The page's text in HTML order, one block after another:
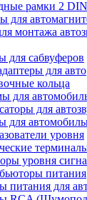
рамки 2
для
монтажа
для сабвуферов
для авто
кольца
для
для
для
уровня
уровня
питания
питания для